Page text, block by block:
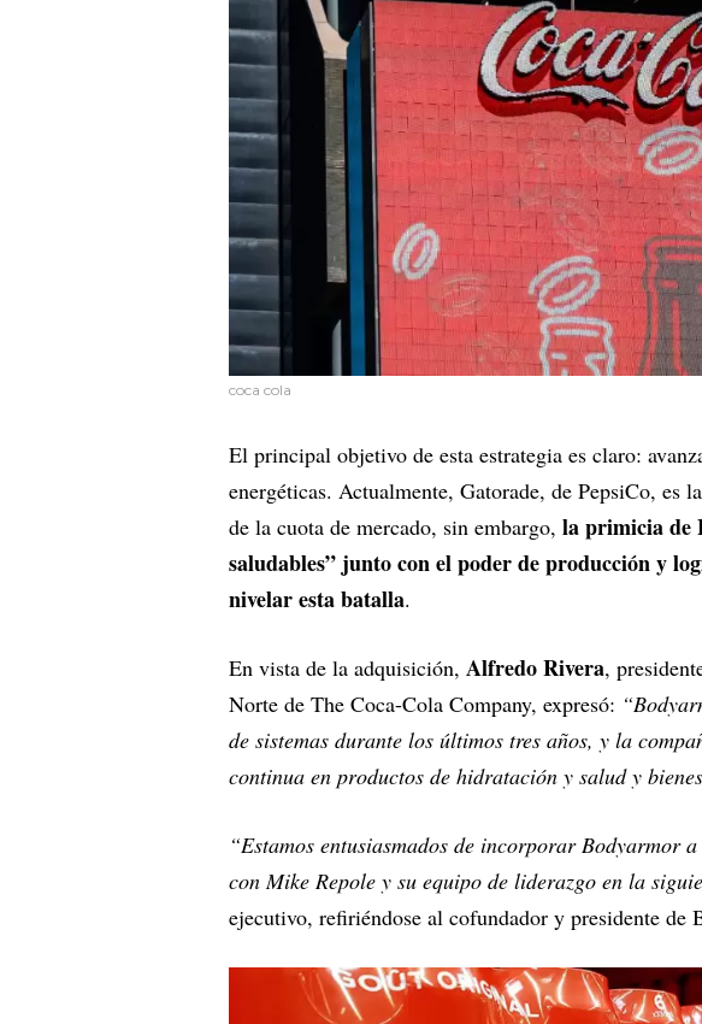
coca cola
El principal objetivo de esta estrategia es claro:
energéticas. Actualmente, Gatorade, de PepsiCo, es
de la cuota de mercado, sin embargo, la primicia de
saludables” junto con el poder de producción y
nivelar esta batalla.
En vista de la adquisición, Alfredo Rivera,
Norte de The Coca-Cola Company, expresó:
de sistemas durante los últimos tres años, y la
continua en productos de hidratación y salud y
“Estamos entusiasmados de incorporar Bodyarmor
con Mike Repole y su equipo de liderazgo en la
ejecutivo, refiriéndose al cofundador y presidente de